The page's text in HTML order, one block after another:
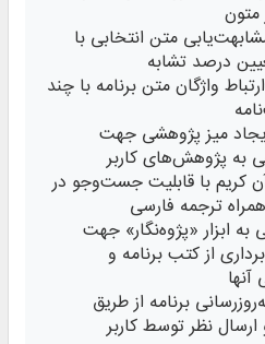
متن انتخابی با
درصد تشابه
واژگان متن برنامه با چند
میز پژوهشی جهت
به پژوهش‌های کاربر
کریم با قابلیت جست‌وجو در
ترجمه فارسی
ابزار «پژوه‌نگار» جهت
از کتب برنامه و
برنامه از طریق
ارسال نظر توسط کاربر